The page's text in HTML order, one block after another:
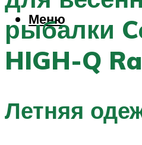
Меню
рыбалки
HIGH-Q
Летняя